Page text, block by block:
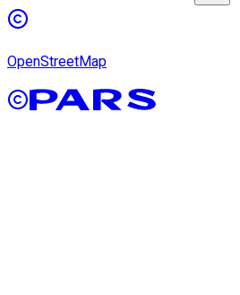
OpenStreetMap